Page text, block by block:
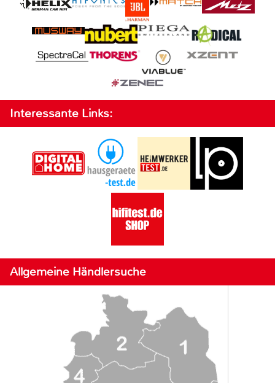
Interessante Links:
Allgemeine Händlersuche